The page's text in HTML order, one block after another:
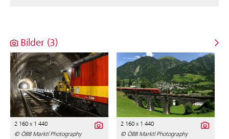
Bilder (3)
2 160 x 1 440
© ÖBB Marktl Photography
2 160 x 1 440
© ÖBB Marktl Photography